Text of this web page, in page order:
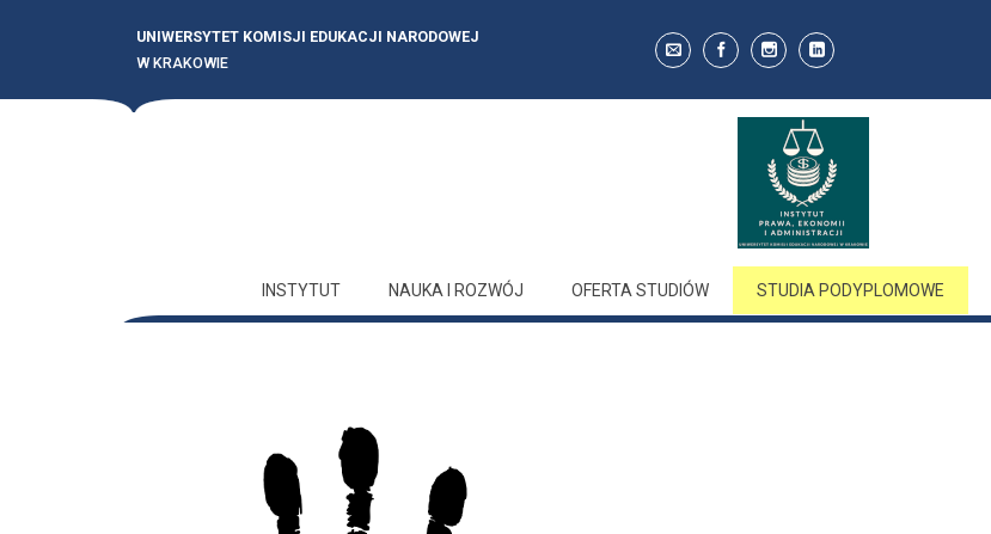
UNIWERSYTET KOMISJI EDUKACJI NARODOWEJ
W KRAKOWIE
INSTYTUT NAUKA I ROZWÓJ OFERTA STUDIÓW STUDIA PODYPLOMOWE